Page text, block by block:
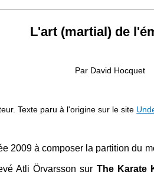
L'art (martial) de
Par David Hocquet
Texte paru à l'origine sur le site
2009 à composer la partition du
Atli Örvarsson sur The Karate